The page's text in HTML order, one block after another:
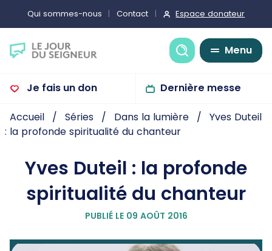
Qui sommes-nous Contact Espace donateur
Recherche
Menu
Je fais un don Dernière messe
Accueil Séries Dans la lumière
Yves Duteil
: la profonde spiritualité du chanteur
Yves Duteil : la profonde
spiritualité du chanteur
PUBLIÉ LE 09 AOÛT 2016